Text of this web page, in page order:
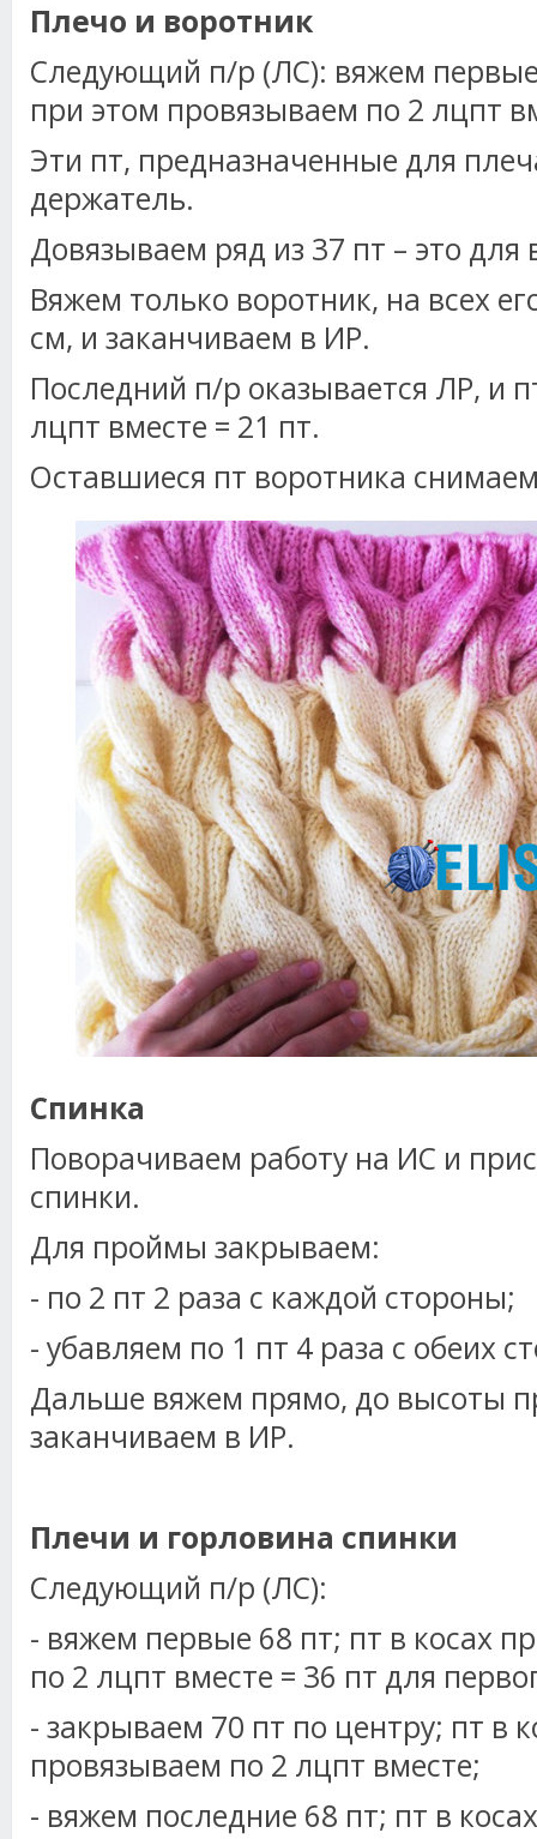
Плечо и воротник
Следующий п/р (ЛС): вяжем первые
при этом провязываем по 2 лцпт
Эти пт, предназначенные для
держатель.
Довязываем ряд из 37 пт – это для
Вяжем только воротник, на всех
см, и заканчиваем в ИР.
Последний п/р оказывается ЛР, и
лцпт вместе = 21 пт.
Оставшиеся пт воротника
Спинка
Поворачиваем работу на ИС и
спинки.
Для проймы закрываем:
- по 2 пт 2 раза с каждой стороны;
- убавляем по 1 пт 4 раза с обеих
Дальше вяжем прямо, до высоты
заканчиваем в ИР.
Плечи и горловина спинки
Следующий п/р (ЛС):
- вяжем первые 68 пт; пт в косах
по 2 лцпт вместе = 36 пт для
- закрываем 70 пт по центру; пт в
провязываем по 2 лцпт вместе;
- вяжем последние 68 пт; пт в